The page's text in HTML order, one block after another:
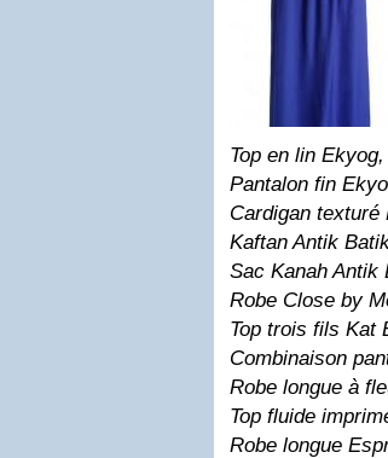
Top en lin Ekyog,
Pantalon fin
Cardigan texturé
Kaftan Antik
Sac Kanah Antik
Robe Close by
Top trois fils Kat
Combinaison
Robe longue à
Top fluide
Robe longue